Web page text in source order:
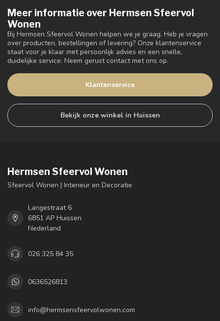
Meer informatie over Hermsen Sfeervol
Wonen
Bij Hermsen Sfeervol Wonen helpen we je graag. Heb je vragen
over producten, bestellingen of levering? Onze klantenservice
staat voor je klaar met persoonlijk advies en een snelle,
duidelijke service. Neem gerust contact met ons op.
Klantenservice
Bekijk onze winkel in Huissen
Hermsen Sfeervol Wonen
Sfeervol Wonen | Interieur en Decoratie
Langestraat 6
6851 AP Huissen
Nederland
026 325 84 35
0636526813
info@hermsensfeervolwonen.com